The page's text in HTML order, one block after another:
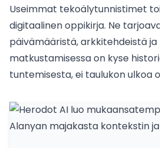
Useimmat tekoälytunnistimet
digitaalinen oppikirja. Ne
päivämääristä, arkkitehdeistä
matkustamisessa on kyse
tuntemisesta, ei taulukon ulkoa